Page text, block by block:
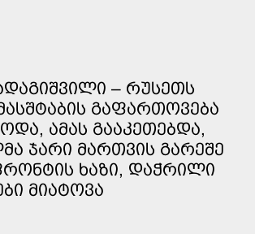
– ᲠᲣᲡᲔᲗᲡ
ᲒᲐᲤᲐᲠᲗᲝᲕᲔᲑᲐ
ᲐᲛᲐᲡ ᲒᲐᲐᲙᲔᲗᲔᲑᲓᲐ,
ᲯᲐᲠᲘ ᲛᲐᲠᲗᲕᲘᲡ ᲒᲐᲠᲔᲨᲔ
ᲮᲐᲖᲘ, ᲓᲐᲭᲠᲘᲚᲘ
ᲛᲘᲐᲢᲝᲕᲐ